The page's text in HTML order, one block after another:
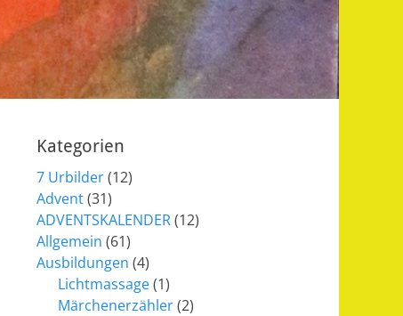
Kategorien
7 Urbilder(12)
Advent(31)
ADVENTSKALENDER(12)
Allgemein (61)
Ausbildungen (4)
Lichtmassage(1)
Märchenerzähler(2)